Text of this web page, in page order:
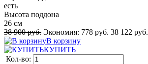
есть
Высота поддона
26 см
38 900 руб. Экономия: 778 руб. 38 122 руб.
В корзину
КУПИТЬ
Кол-во: